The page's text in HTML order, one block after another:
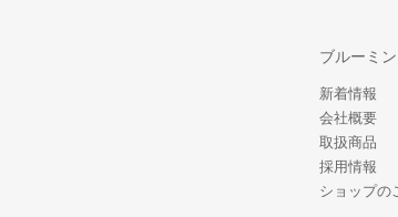
ブルーミ
新着情報
会社概要
取扱商品
採用情報
ショップの